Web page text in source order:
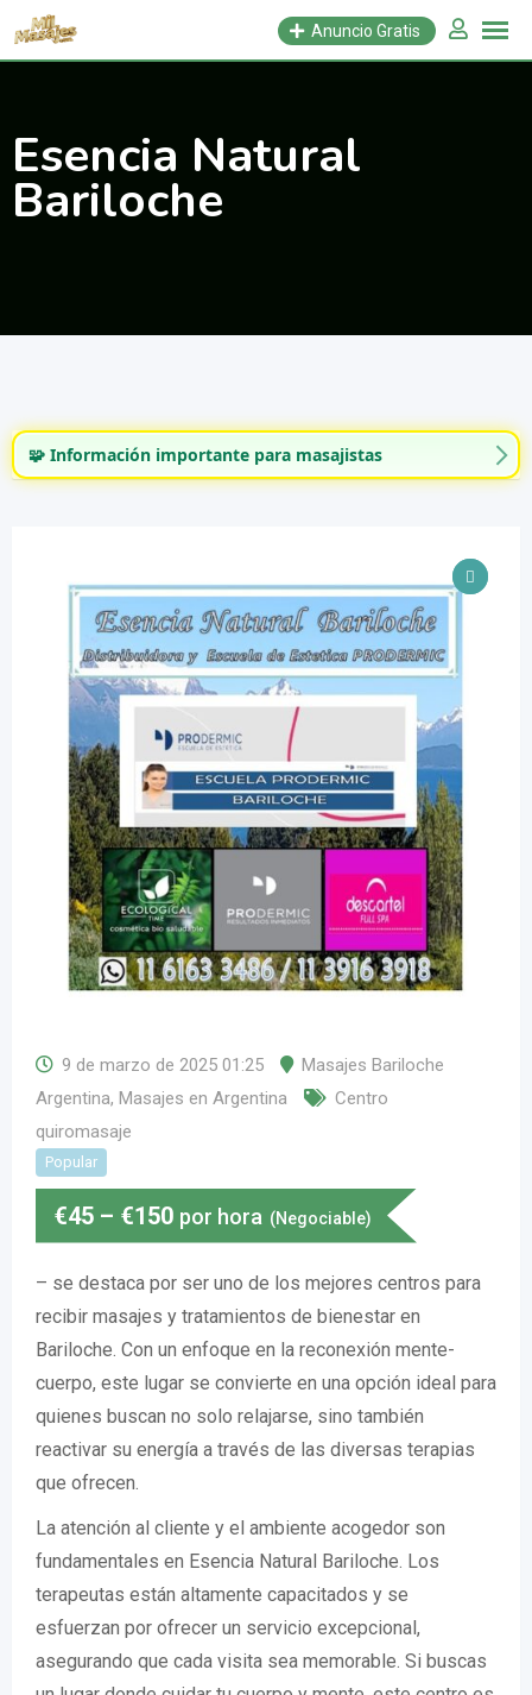
Saltar
Anuncio Gratis
Esencia Natural
Bariloche
🧩 Información importante para masajistas
9 de marzo de 2025 01:25
Masajes Bariloche
Argentina, Masajes en Argentina
Centro
quiromasaje
Popular
€45 – €150 por hora (Negociable)
– se destaca por ser uno de los mejores centros para
recibir masajes y tratamientos de bienestar en
Bariloche. Con un enfoque en la reconexión mente-
cuerpo, este lugar se convierte en una opción ideal para
quienes buscan no solo relajarse, sino también
reactivar su energía a través de las diversas terapias
que ofrecen.
La atención al cliente y el ambiente acogedor son
fundamentales en Esencia Natural Bariloche. Los
terapeutas están altamente capacitados y se
esfuerzan por ofrecer un servicio excepcional,
asegurando que cada visita sea memorable. Si buscas